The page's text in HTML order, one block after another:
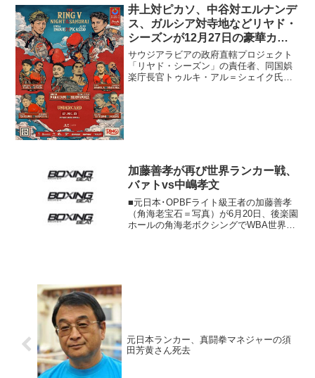
ィリピン）を迎えてノンタイトル10回戦
を行う。3日、...
井上対ピカソ、中谷対エルナンデ
ス、ガルシア対寺地などリヤド・
シーズンが12月27日の豪華カー
ド明らかに
サウジアラビアの政府直轄プロジェクト
「リヤド・シーズン」の責任者、同国娯
楽庁長官トゥルキ・アル＝シェイク氏が
加藤善孝が再び世界ランカー戦、
バァトvs中嶋孝文
■元日本･OPBFライト級王者の加藤善孝
（角海老宝石＝写真）が6月20日、後楽園
ホールの角海老ボクシングでWBA世界同
元日本ランカー、真闘拳マネジャーの須
田芳黄さん死去